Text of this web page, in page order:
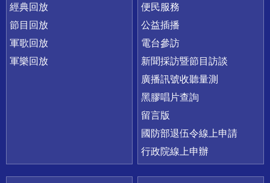
經典回放
節目回放
軍歌回放
軍樂回放
便民服務
公益插播
電台參訪
新聞採訪暨節目訪談
廣播訊號收聽量測
黑膠唱片查詢
留言版
國防部退伍令線上申請
行政院線上申辦